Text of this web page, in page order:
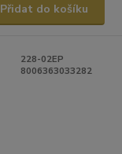
Přidat do košíku
228-02EP
8006363033282